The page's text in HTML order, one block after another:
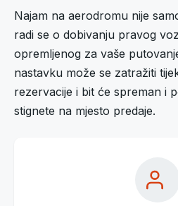
Najam na aerodromu nije
radi se o dobivanju pravog
opremljenog za vaše
nastavku može se zatražiti
rezervacije i bit će spreman i
stignete na mjesto predaje.